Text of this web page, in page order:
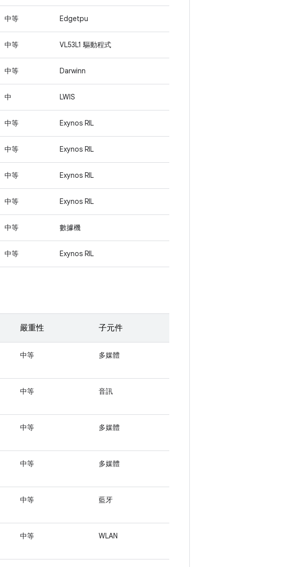
中等 Edgetpu
中等 VL53L1 驅動程式
中等 Darwinn
中 LWIS
中等 Exynos RIL
中等 Exynos RIL
中等 Exynos RIL
中等 Exynos RIL
中等 數據機
中等 Exynos RIL
嚴重性 子元件
中等 多媒體
中等 音訊
中等 多媒體
中等 多媒體
中等 藍牙
中等 WLAN